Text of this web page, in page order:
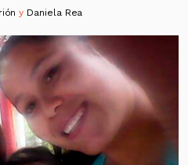
y Daniela Rea